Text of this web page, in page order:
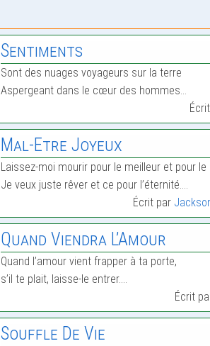
Sentiments
Sont des nuages voyageurs sur la terre
Aspergeant dans le cœur des hommes…
Mal-Etre Joyeux
Laissez-moi mourir pour le meilleur et pour le
Je veux juste rêver et ce pour l’éternité.…
Écrit par
Quand Viendra L’Amour
Quand l’amour vient frapper à ta porte,
s’il te plait, laisse-le entrer.…
Écrit
Souffle De Vie